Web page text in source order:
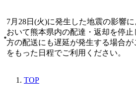
7月28日(火)に発生した地震の影響
おいて熊本県内の配達・返却を停
方の配送にも遅延が発生する場合
をもった日程でご利用ください。
TOP